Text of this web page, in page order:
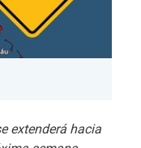
extenderá hacia